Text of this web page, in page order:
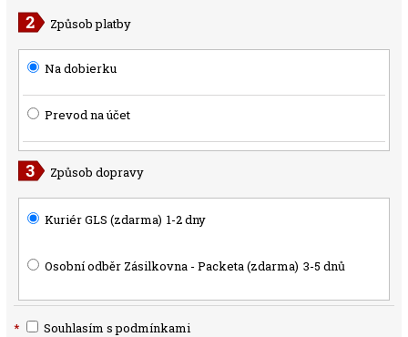
Způsob platby
Na dobierku
Prevod na účet
Způsob dopravy
Kuriér GLS (zdarma) 1-2 dny
Osobní odběr Zásilkovna - Packeta (zdarma) 3-5 dnů
* Souhlasím s podmínkami